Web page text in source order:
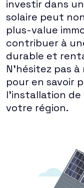
investir dans
solaire peut
plus-value
contribuer à
durable et
N'hésitez pas
pour en savoir
l'installation de
votre région.